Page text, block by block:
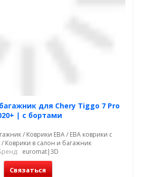
для Chery Tiggo 7 Pro
| с бортами
/ Коврики ЕВА / ЕВА коврики с
Коврики в салон и багажник
euromat|3D
Связаться